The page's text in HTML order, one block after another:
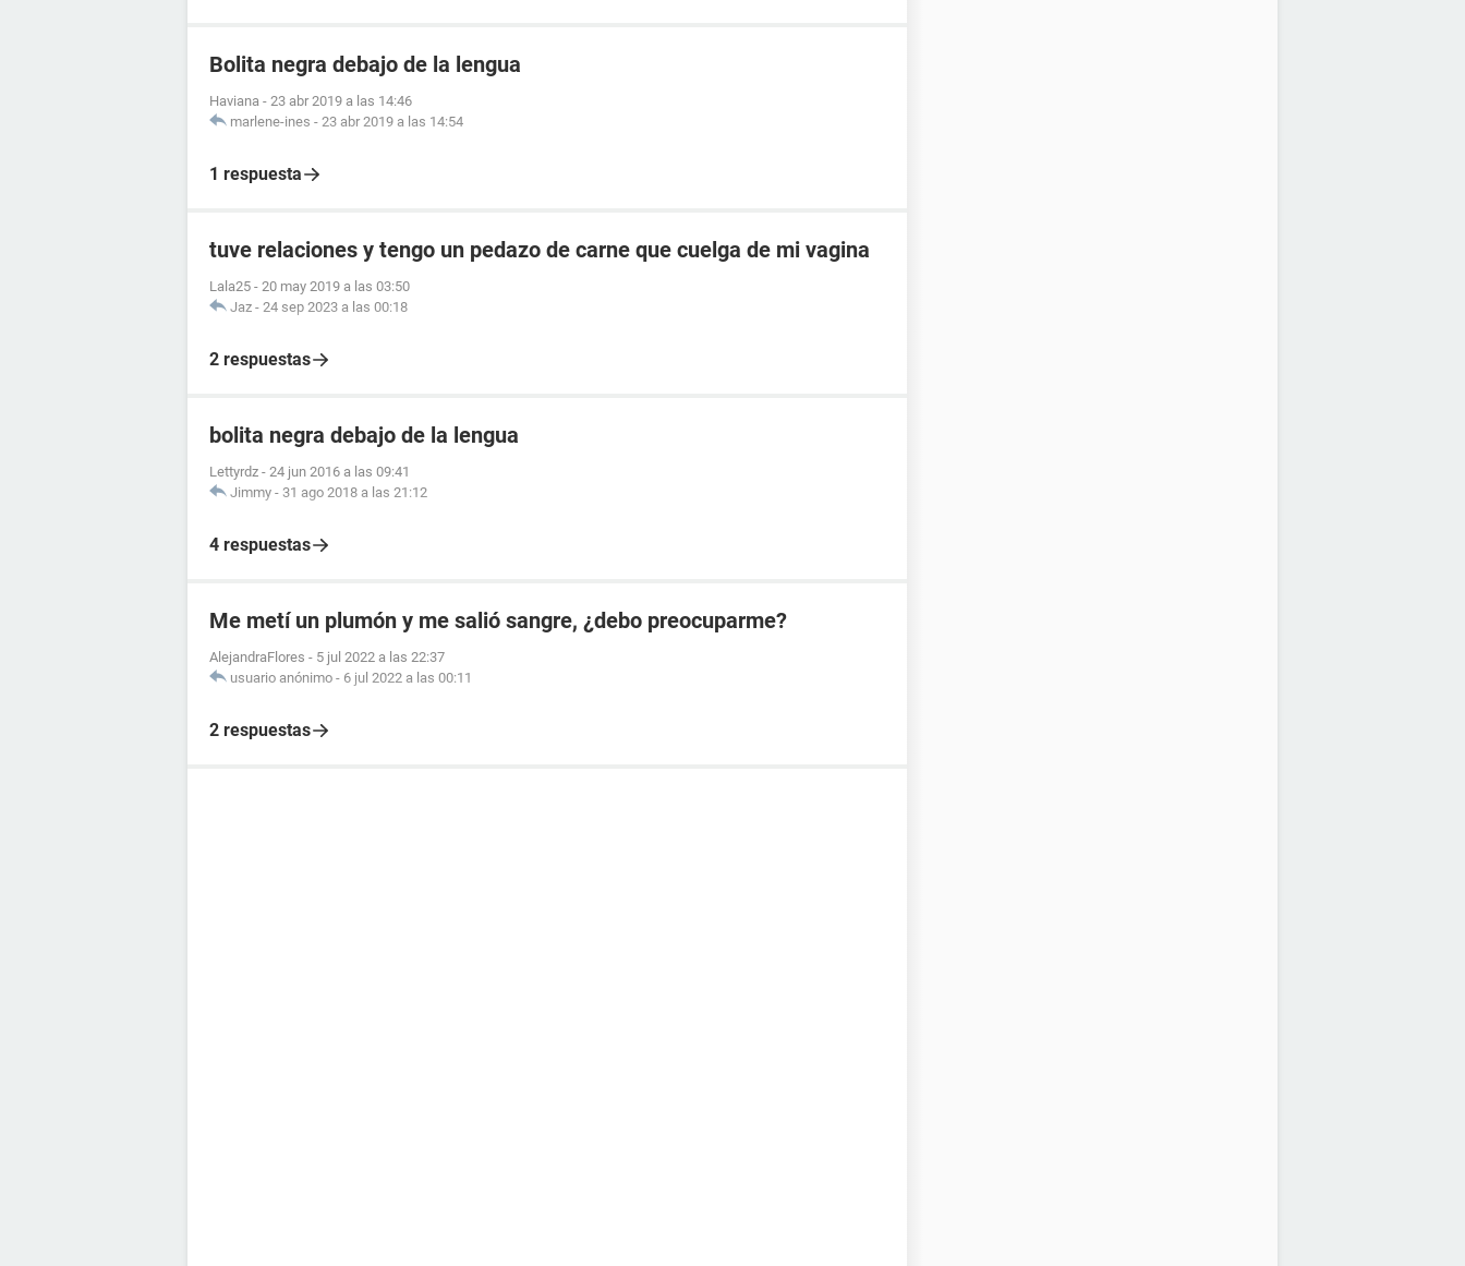
Bolita negra debajo de la lengua
Haviana - 23 abr 2019 a las 14:46
marlene-ines - 23 abr 2019 a las 14:54
1 respuesta
tuve relaciones y tengo un pedazo de carne que cuelga de mi vagina
Lala25 - 20 may 2019 a las 03:50
Jaz - 24 sep 2023 a las 00:18
2 respuestas
bolita negra debajo de la lengua
Lettyrdz - 24 jun 2016 a las 09:41
Jimmy - 31 ago 2018 a las 21:12
4 respuestas
Me metí un plumón y me salió sangre, ¿debo preocuparme?
AlejandraFlores - 5 jul 2022 a las 22:37
usuario anónimo - 6 jul 2022 a las 00:11
2 respuestas